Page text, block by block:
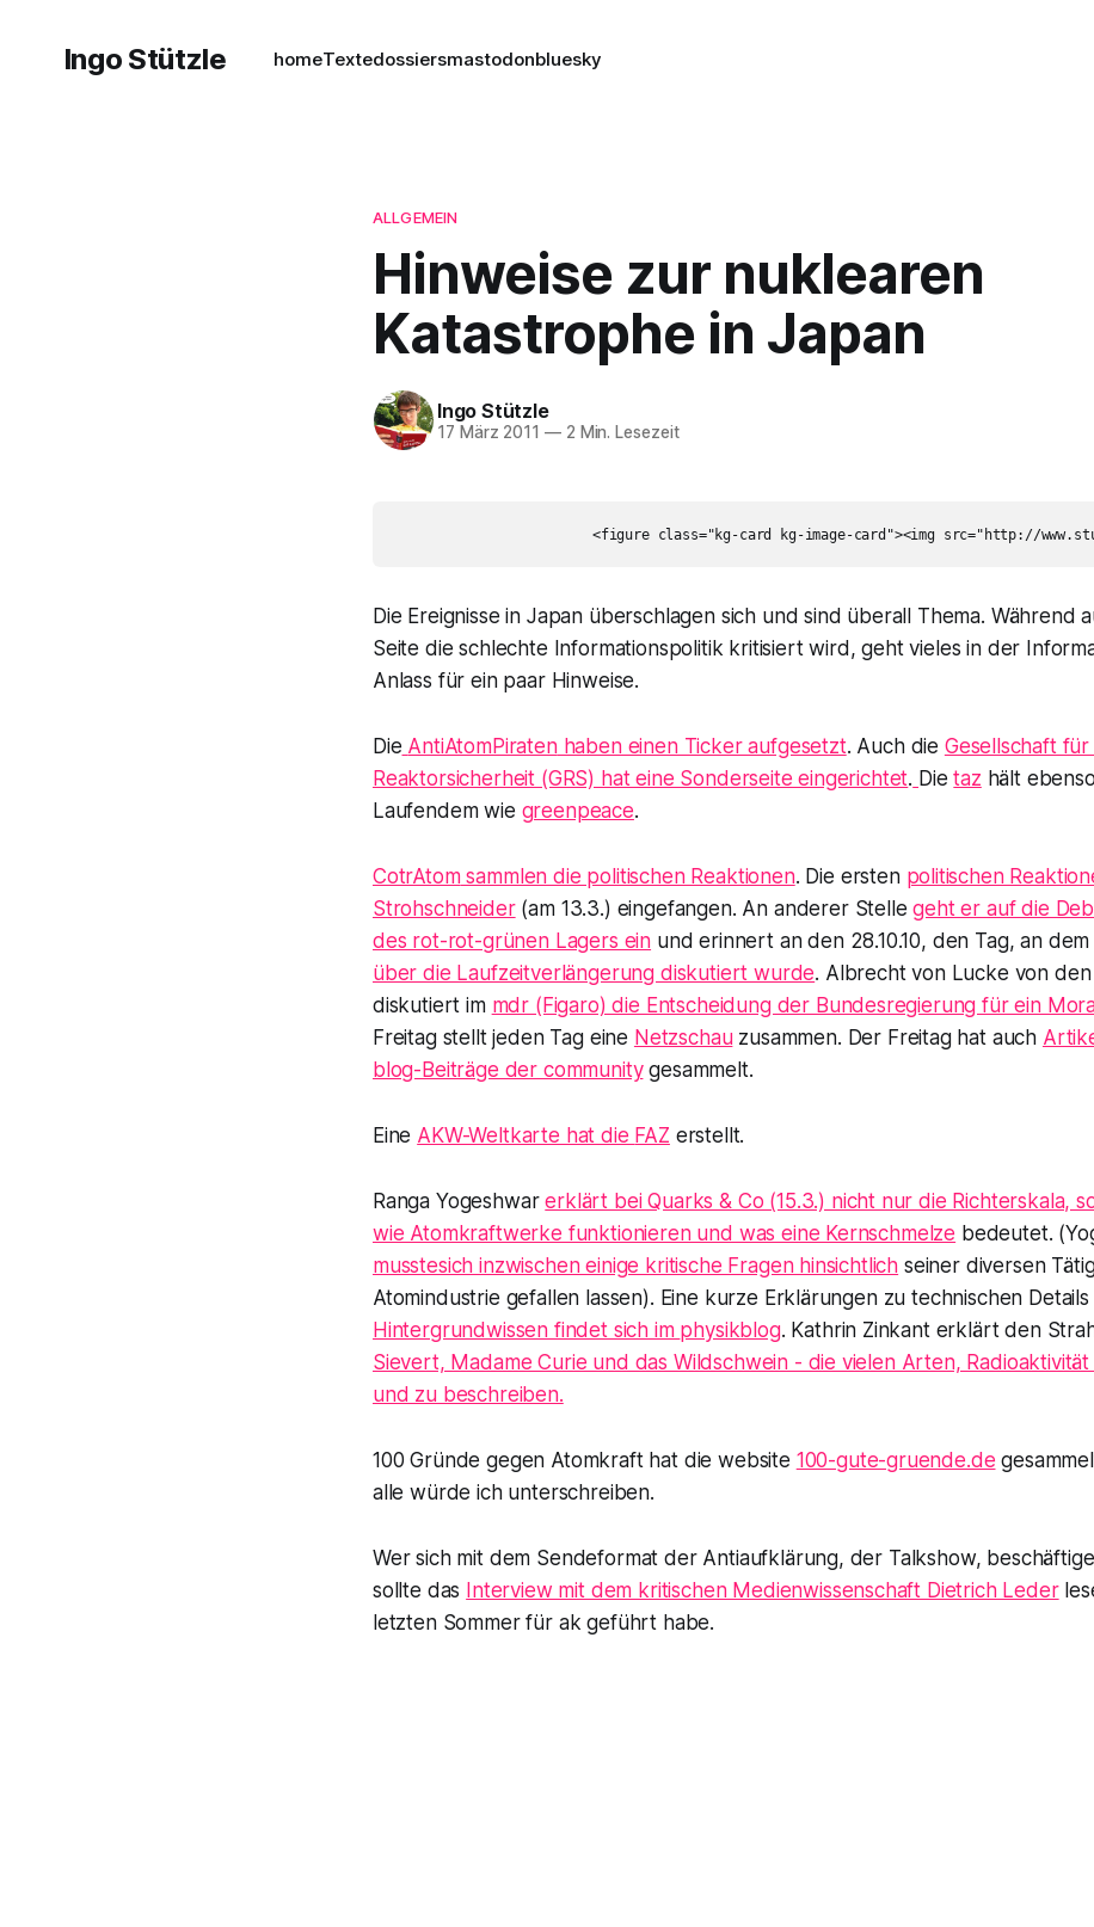
Ingo Stützle homeTextedossiersmastodonbluesky
ALLGEMEIN
Hinweise zur nuklearen
Katastrophe in Japan
Ingo Stützle
17 März 2011 —2 Min. Lesezeit
Die Ereignisse in Japan überschlagen sich und sind überall Thema. Während
Seite die schlechte Informationspolitik kritisiert wird, geht vieles in der
Anlass für ein paar Hinweise.
Die AntiAtomPiratenhaben einen Ticker aufgesetzt. Auch die Gesellschaft
Reaktorsicherheit (GRS) hat eine Sonderseite eingerichtet. Dietaz hält
Laufendem wie greenpeace.
CotrAtomsammlen die politischen Reaktionen. Die ersten politischen
Strohschneider(am 13.3.) eingefangen. An anderer Stellegeht er auf die
des rot-rot-grünen Lagers ein und erinnert an den 28.10.10, den Tag, an
über die Laufzeitverlängerung diskutiert wurde. Albrecht von Lucke von den
diskutiert im mdr (Figaro) die Entscheidung der Bundesregierung für ein
Freitagstellt jeden Tag eine Netzschauzusammen. Der Freitag hat auch
blog-Beiträge der communitygesammelt.
Eine AKW-Weltkarte hat die FAZ erstellt.
Ranga Yogeshwarerklärt bei Quarks & Co (15.3.) nicht nur die Richterskala,
wie Atomkraftwerke funktionieren und was eine Kernschmelze bedeutet.
musstesich inzwischen einige kritische Fragen hinsichtlich seiner diversen
Atomindustrie gefallen lassen). Eine kurze Erklärungen zu technischen Details
Hintergrundwissen findet sich im physikblog. Kathrin Zinkant erklärt den
Sievert, Madame Curie und das Wildschwein - die vielen Arten, Radioaktivität
und zu beschreiben.
100 Gründe gegen Atomkraft hat die website 100-gute-gruende.de
alle würde ich unterschreiben.
Wer sich mit dem Sendeformat der Antiaufklärung, der Talkshow,
sollte das Interview mit dem kritischen Medienwissenschaft Dietrich Leder
letzten Sommer für akgeführt habe.